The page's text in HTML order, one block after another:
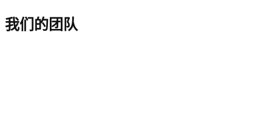
我们的团队